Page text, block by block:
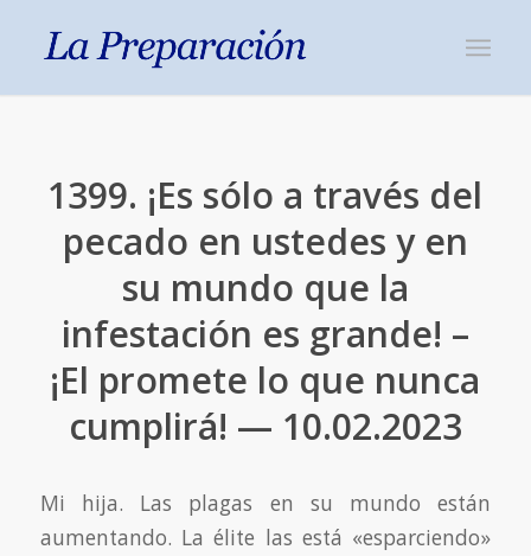
1399. ¡Es sólo a través del
pecado en ustedes y en
su mundo que la
infestación es grande! –
¡El promete lo que nunca
cumplirá! — 10.02.2023
Mi hija. Las plagas en su mundo están
aumentando. La élite las está «esparciendo»